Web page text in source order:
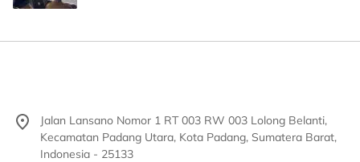
Jalan Lansano Nomor 1 RT 003 RW 003 Lolong Belanti,
Kecamatan Padang Utara, Kota Padang, Sumatera Barat,
Indonesia - 25133